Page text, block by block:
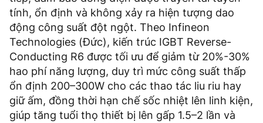
tính, ổn định và không xảy ra hiện tượng dao
động công suất đột ngột. Theo Infineon
Technologies (Đức), kiến trúc IGBT Reverse-
Conducting R6 được tối ưu để giảm từ 20%-30%
hao phí năng lượng, duy trì mức công suất thấp
ổn định 200–300W cho các thao tác liu riu hay
giữ ấm, đồng thời hạn chế sốc nhiệt lên linh kiện,
giúp tăng tuổi thọ thiết bị lên gấp 1.5–2 lần và